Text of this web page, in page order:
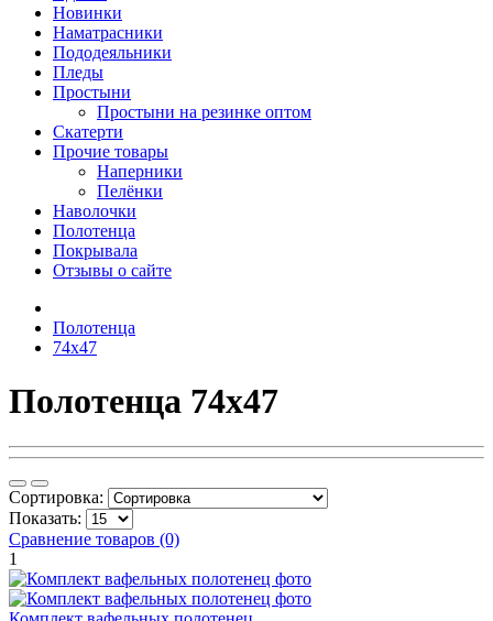
Новинки
Наматрасники
Пододеяльники
Пледы
Простыни
Простыни на резинке оптом
Скатерти
Прочие товары
Наперники
Пелёнки
Наволочки
Полотенца
Покрывала
Отзывы о сайте
Полотенца
74х47
Полотенца 74х47
Сортировка:
Показать:
Сравнение товаров (0)
1